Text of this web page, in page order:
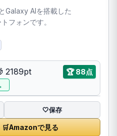
Galaxy AIを搭載した
フォンです。
2189pt 🏆 88点
🤍保存
🛒Amazonで見る